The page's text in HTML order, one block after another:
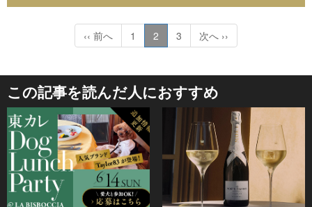
‹‹ 前へ 1 2 3 次へ ››
この記事を読んだ人におすすめ